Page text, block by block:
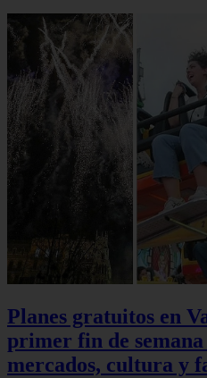
Planes gratuitos en
primer fin de
mercados, cultura y